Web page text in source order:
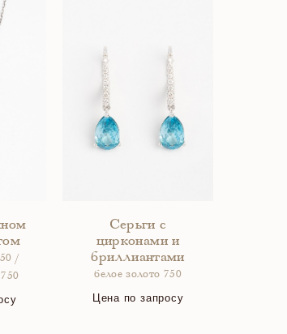
/
Серьги с
цирконами и
бриллиантами
белое золото 750
Цена по запросу